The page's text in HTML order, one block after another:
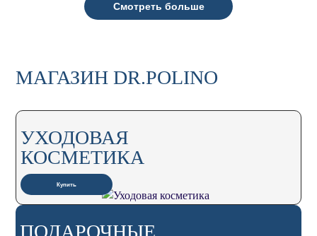
Смотреть больше
МАГАЗИН DR.POLINO
УХОДОВАЯ
КОСМЕТИКА
Купить